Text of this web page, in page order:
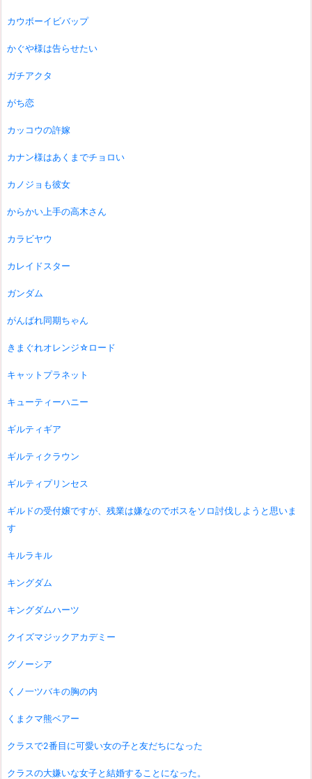
カウボーイビバップ
かぐや様は告らせたい
ガチアクタ
がち恋
カッコウの許嫁
カナン様はあくまでチョロい
カノジョも彼女
からかい上手の高木さん
カラビヤウ
カレイドスター
ガンダム
がんばれ同期ちゃん
きまぐれオレンジ☆ロード
キャットプラネット
キューティーハニー
ギルティギア
ギルティクラウン
ギルティプリンセス
ギルドの受付嬢ですが、残業は嫌なのでボスをソロ討伐しようと思いま
す
キルラキル
キングダム
キングダムハーツ
クイズマジックアカデミー
グノーシア
くノ一ツバキの胸の内
くまクマ熊ベアー
クラスで2番目に可愛い女の子と友だちになった
クラスの大嫌いな女子と結婚することになった。